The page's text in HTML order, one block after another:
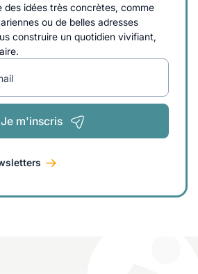
des idées très concrètes, comme
ou de belles adresses
construire un quotidien vivifiant,
Je m'inscris